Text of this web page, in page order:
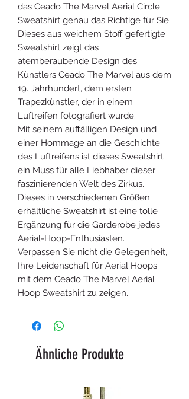
das Ceado The Marvel Aerial Circle
Sweatshirt genau das Richtige für Sie.
Dieses aus weichem Stoff gefertigte
Sweatshirt zeigt das
atemberaubende Design des
Künstlers Ceado The Marvel aus dem
19. Jahrhundert, dem ersten
Trapezkünstler, der in einem
Luftreifen fotografiert wurde.
Mit seinem auffälligen Design und
einer Hommage an die Geschichte
des Luftreifens ist dieses Sweatshirt
ein Muss für alle Liebhaber dieser
faszinierenden Welt des Zirkus.
Dieses in verschiedenen Größen
erhältliche Sweatshirt ist eine tolle
Ergänzung für die Garderobe jedes
Aerial-Hoop-Enthusiasten.
Verpassen Sie nicht die Gelegenheit,
Ihre Leidenschaft für Aerial Hoops
mit dem Ceado The Marvel Aerial
Hoop Sweatshirt zu zeigen.
Ähnliche Produkte